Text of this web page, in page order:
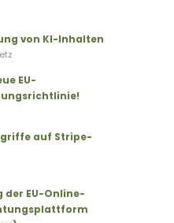
von KI-Inhalten
EU-
auf Stripe-
der EU-Online-